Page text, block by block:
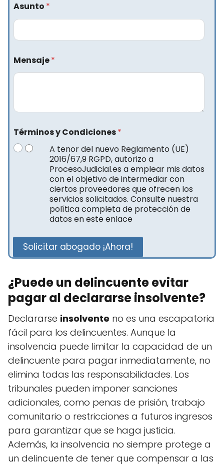
Asunto *
Mensaje*
Términos y Condiciones*
A tenor del nuevo Reglamento (UE)
2016/67,9 RGPD, autorizo a
ProcesoJudicial.es a emplear mis datos
con el objetivo de intermediar con
ciertos proveedores que ofrecen los
servicios solicitados. Consulte nuestra
política completa de protección de
datos en este enlace
Solicitar abogado ¡Ahora!
¿Puede un delincuente evitar
pagar al declararse insolvente?
Declararse insolvente no es una escapatoria
fácil para los delincuentes. Aunque la
insolvencia puede limitar la capacidad de un
delincuente para pagar inmediatamente, no
elimina todas las responsabilidades. Los
tribunales pueden imponer sanciones
adicionales, como penas de prisión, trabajo
comunitario o restricciones a futuros ingresos
para garantizar que se haga justicia.
Además, la insolvencia no siempre protege a
un delincuente de tener que compensar a las